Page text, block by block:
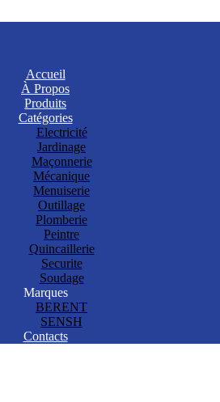
Accueil
À Propos
Produits
Catégories
Electricité
Jardinage
Maçonnerie
Mécanique
Menuiserie
Outillage
Plomberie
Peintre
Quincaillerie
Securite
Soudage
Marques
BERENT
SENSH
Contacts